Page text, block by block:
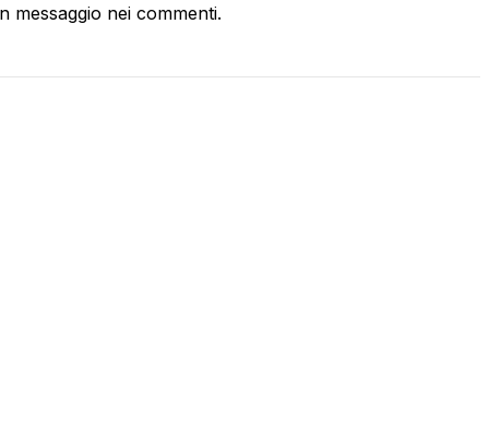
messaggio nei commenti.